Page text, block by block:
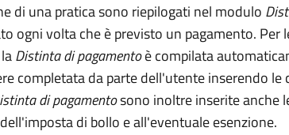
di una pratica sono riepilogati nel modulo
ogni volta che è previsto un pagamento. Per
Distinta di pagamentoè compilata
completata da parte dell'utente inserendo le
di pagamentosono inoltre inserite anche
di bollo e all'eventuale esenzione.